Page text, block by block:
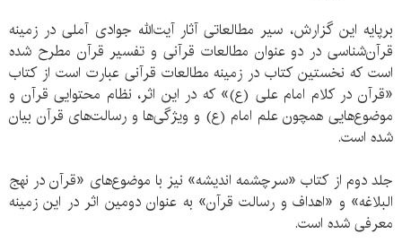
برپایه این گزارش، سیر مطالعاتی آثار آیت‌الله‌ جوادی آملی در زمینه
قرآن‌شناسی در دو عنوان مطالعات قرآنی و تفسیر قرآن مطرح شده
است که نخستین کتاب در زمینه مطالعات قرآنی عبارت است از کتاب
«قرآن در کلام امام علی (ع)» که در این اثر، نظام محتوایی قرآن و
موضوع‌هایی همچون علم امام (ع) و ویژگی‌ها و رسالت‌های قرآن بیان
شده است.
جلد دوم از کتاب «سرچشمه اندیشه» نیز با موضوع‌های «قرآن در نهج
البلاغه» و «اهداف و رسالت قرآن» به عنوان دومین اثر در این زمینه
معرفی شده است.